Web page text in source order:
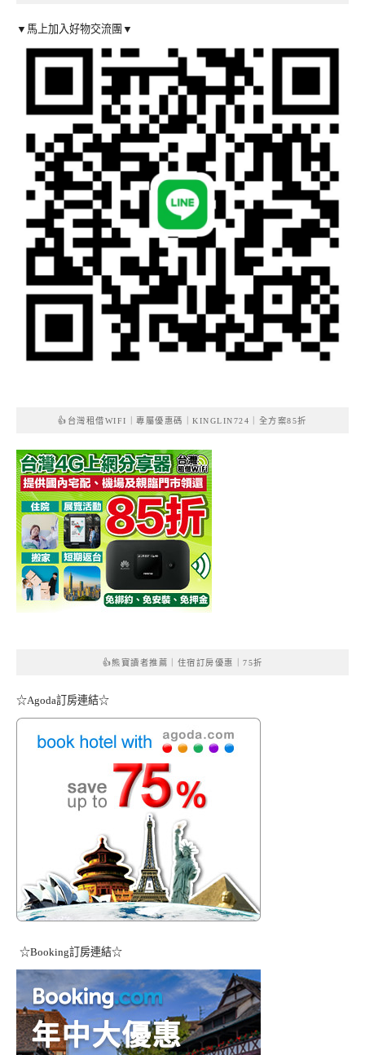
▼馬上加入好物交流團▼
👍台灣租借WIFI｜專屬優惠碼｜KINGLIN724｜全方案85折
👍熊寶讀者推薦｜住宿訂房優惠｜75折
☆Agoda訂房連結☆
☆Booking訂房連結☆